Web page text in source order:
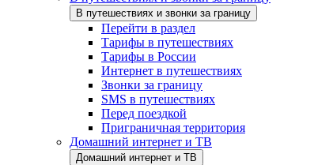
В путешествиях и звонки за границу
Перейти в раздел
Тарифы в путешествиях
Тарифы в России
Интернет в путешествиях
Звонки за границу
SMS в путешествиях
Перед поездкой
Приграничная территория
Домашний интернет и ТВ
Домашний интернет и ТВ